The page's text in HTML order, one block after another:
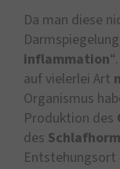
Da man diese
inflammation
auf vielerlei Art
Organismus
Produktion des
des
Entstehungsort